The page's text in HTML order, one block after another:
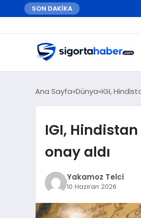
SON DAKİKA
Ana Sayfa Dünya IGI,
IGI,
onay aldı
Yakamoz Telci
10 Haziran 2026